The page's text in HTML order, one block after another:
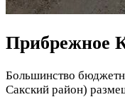
Прибрежное
Большинство
Сакский район)